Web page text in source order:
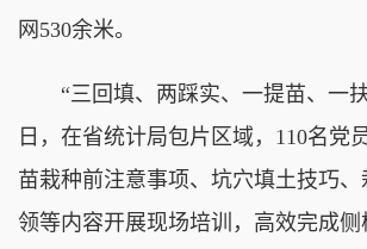
网530余米。
“三回填、两踩实、一提苗、一扶
日，在省统计局包片区域，110名党
苗栽种前注意事项、坑穴填土技巧
领等内容开展现场培训，高效完成侧